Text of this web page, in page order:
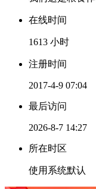
在线时间
1613 小时
注册时间
2017-4-9 07:04
最后访问
2026-8-7 14:27
所在时区
使用系统默认